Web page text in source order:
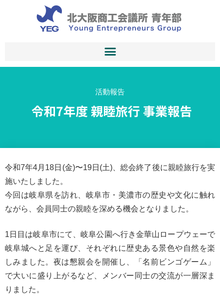
活動報告
令和7年度 親睦旅行 事業報告
令和7年4月18日(金)〜19日(土)、総会終了後に親睦旅行を実
施いたしました。
今回は岐阜県を訪れ、岐阜市・美濃市の歴史や文化に触れ
ながら、会員同士の親睦を深める機会となりました。
1日目は岐阜市にて、岐阜公園へ行き金華山ロープウェーで
岐阜城へと足を運び、それぞれに歴史ある景色や自然を楽
しみました。夜は懇親会を開催し、「名前ビンゴゲーム」
で大いに盛り上がるなど、メンバー同士の交流が一層深ま
りました。